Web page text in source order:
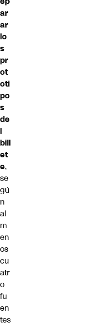
ar
ar
lo
s
pr
ot
oti
po
s
de
l
bill
et
e,
se
gú
n
al
m
en
os
cu
atr
o
fu
en
tes